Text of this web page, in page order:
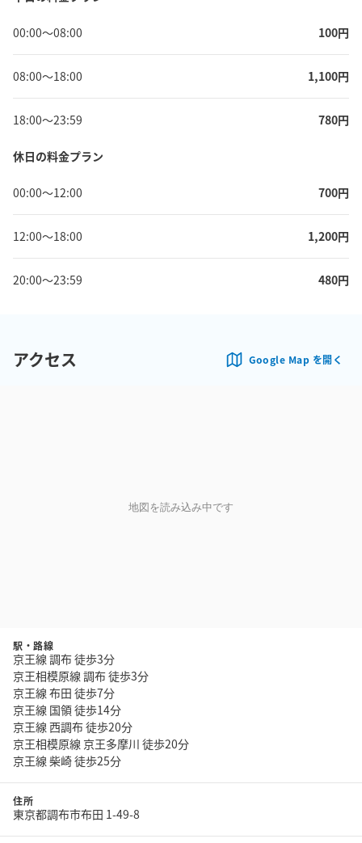
00:00〜08:00 100円
08:00〜18:00 1,100円
18:00〜23:59 780円
休日の料金プラン
00:00〜12:00 700円
12:00〜18:00 1,200円
20:00〜23:59 480円
アクセス Google Map を開く
地図を読み込み中です
駅・路線
京王線 調布 徒歩3分
京王相模原線 調布 徒歩3分
京王線 布田 徒歩7分
京王線 国領 徒歩14分
京王線 西調布 徒歩20分
京王相模原線 京王多摩川 徒歩20分
京王線 柴崎 徒歩25分
住所
東京都調布市布田 1-49-8